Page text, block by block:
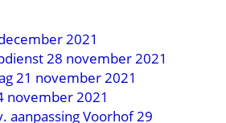
2021
28 november 2021
21 november 2021
november 2021
aanpassing Voorhof 29